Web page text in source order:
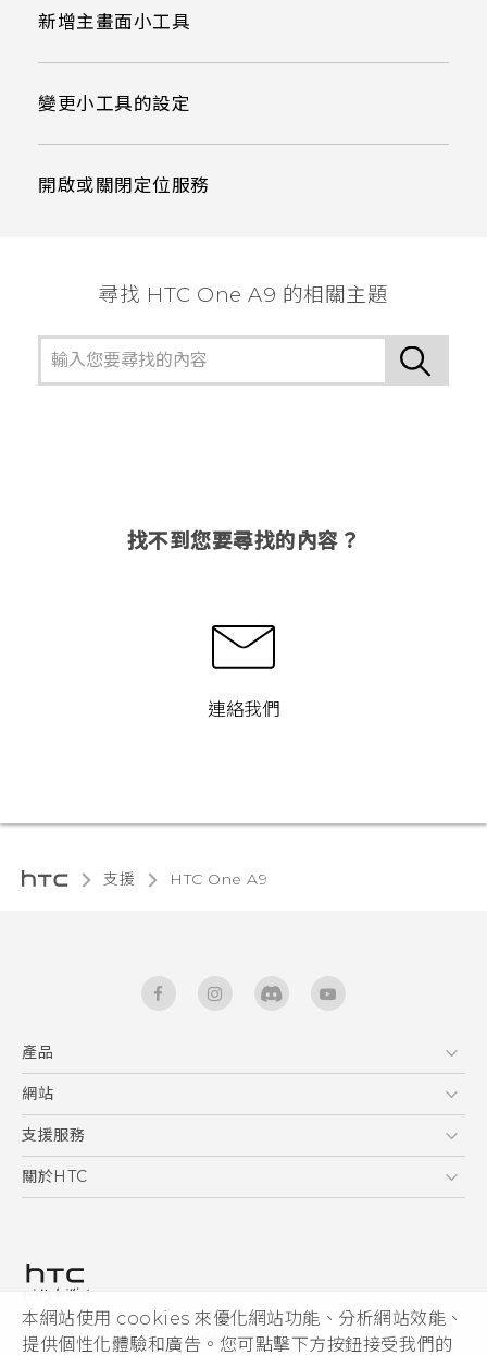
本網站使用 cookies 來優化網站功能、分析網站效能、
提供個性化體驗和廣告。您可點擊下方按鈕接受我們的
新增主畫面小工具
變更小工具的設定
開啟或關閉定位服務
尋找 HTC One A9 的相關主題
找不到您要尋找的內容？
連絡我們
支援 HTC One A9‎
產品
5G
智能手機
區塊鍊手機
網站
HTC Dev
HTC Research
支援服務
服務中心
關於HTC
私隱政策
產品安全
加入HTC
© 2011-2026 HTC Corporation